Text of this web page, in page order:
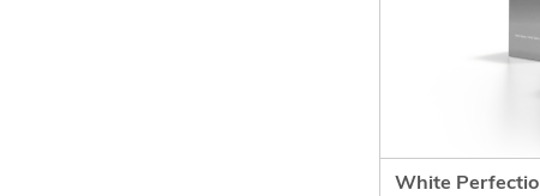
White